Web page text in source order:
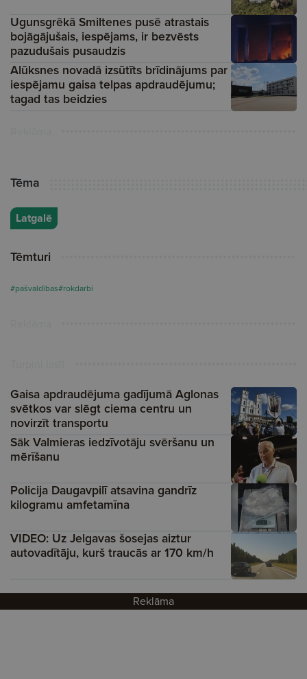
Ugunsgrēkā Smiltenes pusē atrastais
bojāgājušais, iespējams, ir bezvēsts
pazudušais pusaudzis
Alūksnes novadā izsūtīts brīdinājums par
iespējamu gaisa telpas apdraudējumu;
tagad tas beidzies
Tēma
Latgalē
Tēmturi
#pašvaldības#rokdarbi
Gaisa apdraudējuma gadījumā Aglonas
svētkos var slēgt ciema centru un
novirzīt transportu
Sāk Valmieras iedzīvotāju svēršanu un
mērīšanu
Policija Daugavpilī atsavina gandrīz
kilogramu amfetamīna
VIDEO: Uz Jelgavas šosejas aiztur
autovadītāju, kurš traucās ar 170 km/h
Reklāma